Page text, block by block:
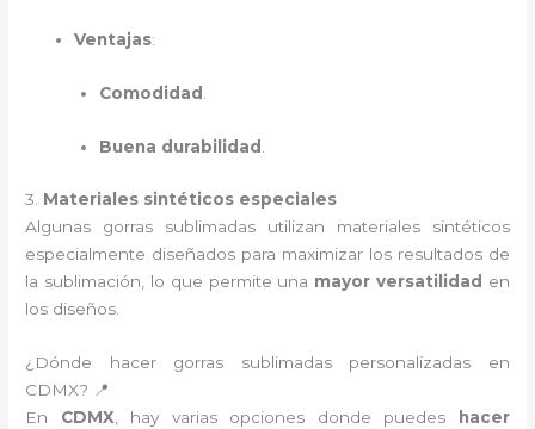
Ventajas:
Comodidad
Buena durabilidad
3. Materiales sintéticos especiales
Algunas gorras sublimadas utilizan materiales sintéticos
especialmente diseñados para maximizar los resultados de
la sublimación, lo que permite una mayor versatilidad en
los diseños.
¿Dónde hacer gorras sublimadas personalizadas en
CDMX? 📍
En CDMX, hay varias opciones donde puedes
hacer